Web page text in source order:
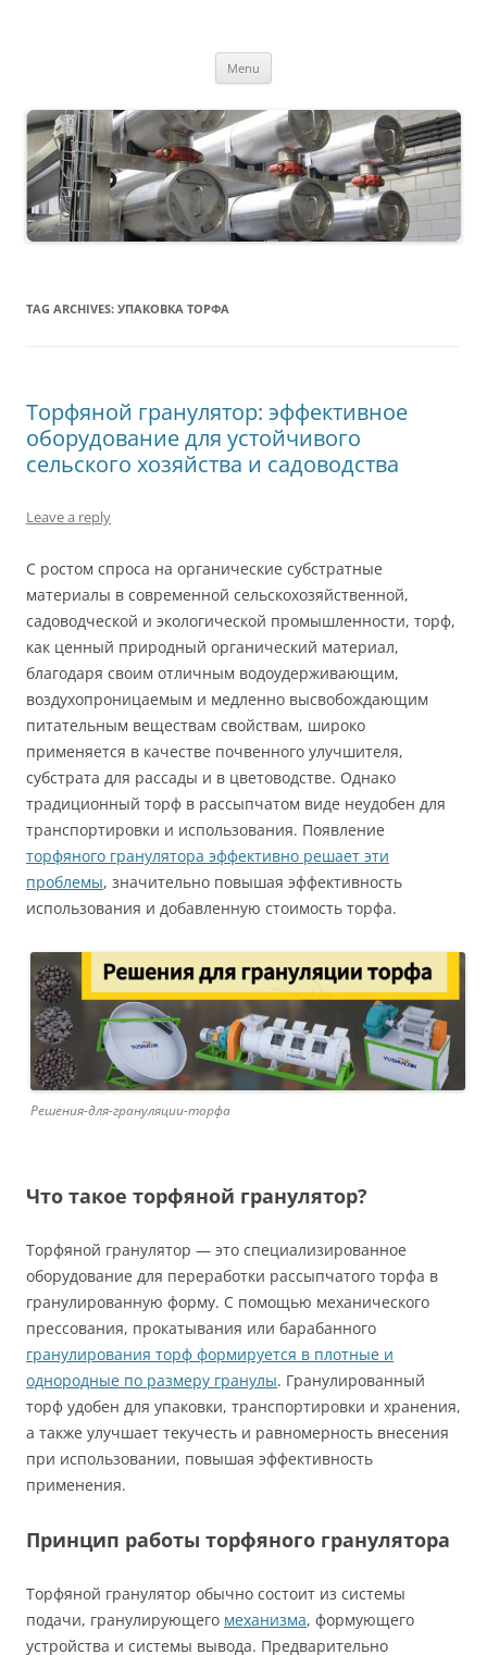
Menu
TAG ARCHIVES: УПАКОВКА ТОРФА
Торфяной гранулятор: эффективное
оборудование для устойчивого
сельского хозяйства и садоводства
Leave a reply
С ростом спроса на органические субстратные
материалы в современной сельскохозяйственной,
садоводческой и экологической промышленности, торф,
как ценный природный органический материал,
благодаря своим отличным водоудерживающим,
воздухопроницаемым и медленно высвобождающим
питательным веществам свойствам, широко
применяется в качестве почвенного улучшителя,
субстрата для рассады и в цветоводстве. Однако
традиционный торф в рассыпчатом виде неудобен для
транспортировки и использования. Появление
торфяного гранулятора эффективно решает эти
проблемы, значительно повышая эффективность
использования и добавленную стоимость торфа.
Решения-для-грануляции-торфа
Что такое торфяной гранулятор?
Торфяной гранулятор — это специализированное
оборудование для переработки рассыпчатого торфа в
гранулированную форму. С помощью механического
прессования, прокатывания или барабанного
гранулирования торф формируется в плотные и
однородные по размеру гранулы. Гранулированный
торф удобен для упаковки, транспортировки и хранения,
а также улучшает текучесть и равномерность внесения
при использовании, повышая эффективность
применения.
Принцип работы торфяного гранулятора
Торфяной гранулятор обычно состоит из системы
подачи, гранулирующего механизма, формующего
устройства и системы вывода. Предварительно